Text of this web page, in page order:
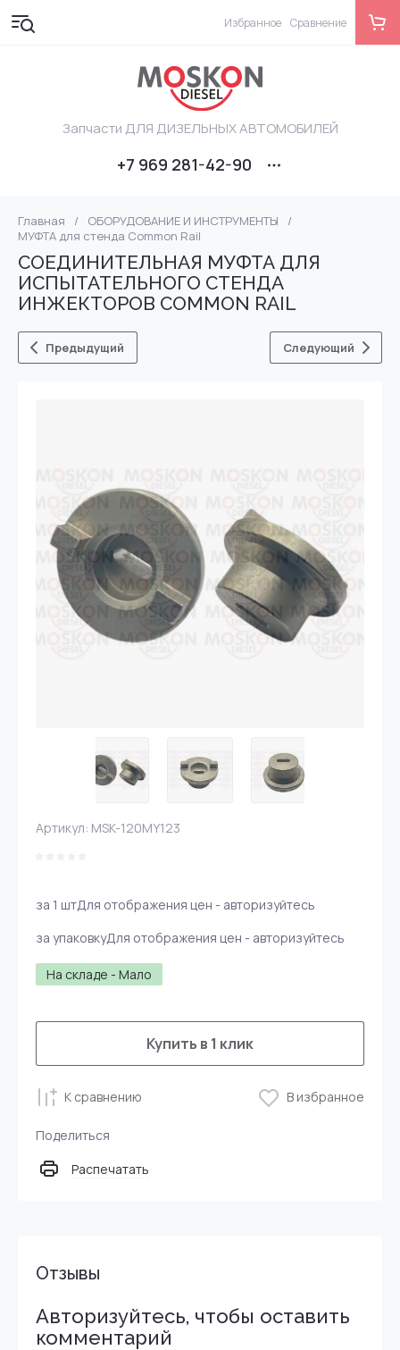
Запчасти ДЛЯ ДИЗЕЛЬНЫХ АВТОМОБИЛЕЙ
+7 969 281-42-90
Избранное Сравнение
Главная / ОБОРУДОВАНИЕ И ИНСТРУМЕНТЫ
/
МУФТА для стенда Common Rail
СОЕДИНИТЕЛЬНАЯ МУФТА ДЛЯ
ИСПЫТАТЕЛЬНОГО СТЕНДА
ИНЖЕКТОРОВ COMMON RAIL
Предыдущий Следующий
Артикул: MSK-120MY123
На складе - Мало
за 1 штДля отображения цен - авторизуйтесь
за упаковкуДля отображения цен - авторизуйтесь
Купить в 1 клик
К сравнению В избранное
Поделиться
Распечатать
Отзывы
Авторизуйтесь, чтобы оставить
комментарий